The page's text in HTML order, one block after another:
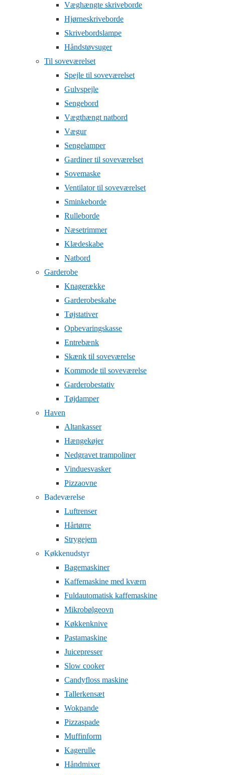
Væghængte skriveborde
Hjørneskriveborde
Skrivebordslampe
Håndstøvsuger
Til soveværelset
Spejle til soveværelset
Gulvspejle
Sengebord
Vægthængt natbord
Vægur
Sengelamper
Gardiner til soveværelset
Sovemaske
Ventilator til soveværelset
Sminkeborde
Rulleborde
Næsetrimmer
Klædeskabe
Natbord
Garderobe
Knagerække
Garderobeskabe
Tøjstativer
Opbevaringskasse
Entrebænk
Skænk til soveværelse
Kommode til soveværelse
Garderobestativ
Tøjdamper
Haven
Altankasser
Hængekøjer
Nedgravet trampoliner
Vinduesvasker
Pizzaovne
Badeværelse
Luftrenser
Hårtørre
Strygejern
Køkkenudstyr
Bagemaskiner
Kaffemaskine med kværn
Fuldautomatisk kaffemaskine
Mikrobølgeovn
Køkkenknive
Pastamaskine
Juicepresser
Slow cooker
Candyfloss maskine
Tallerkensæt
Wokpande
Pizzaspade
Muffinform
Kagerulle
Håndmixer